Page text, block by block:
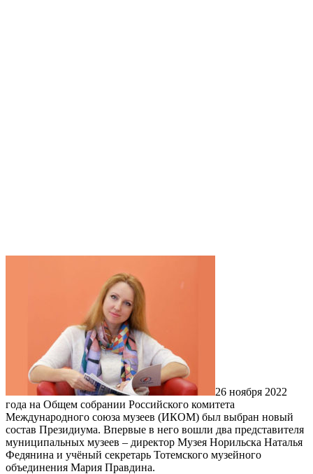
26 ноября 2022
года на Общем собрании Российского комитета
Международного союза музеев (ИКОМ) был выбран новый
состав Президиума. Впервые в него вошли два представителя
муниципальных музеев – директор Музея Норильска Наталья
Федянина и учёный секретарь Тотемского музейного
объединения Мария Правдина.